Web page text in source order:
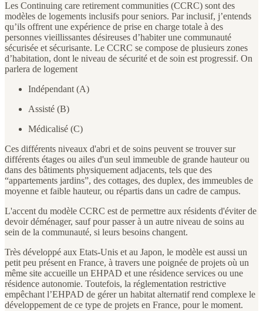
Les Continuing care retirement communities (CCRC) sont des
modèles de logements inclusifs pour seniors. Par inclusif, j’entends
qu’ils offrent une expérience de prise en charge totale à des
personnes vieillissantes désireuses d’habiter une communauté
sécurisée et sécurisante. Le CCRC se compose de plusieurs zones
d’habitation, dont le niveau de sécurité et de soin est progressif. On
parlera de logement
Indépendant (A)
Assisté (B)
Médicalisé (C)
Ces différents niveaux d'abri et de soins peuvent se trouver sur
différents étages ou ailes d'un seul immeuble de grande hauteur ou
dans des bâtiments physiquement adjacents, tels que des
“appartements jardins”, des cottages, des duplex, des immeubles de
moyenne et faible hauteur, ou répartis dans un cadre de campus.
L'accent du modèle CCRC est de permettre aux résidents d'éviter de
devoir déménager, sauf pour passer à un autre niveau de soins au
sein de la communauté, si leurs besoins changent.
Très développé aux Etats-Unis et au Japon, le modèle est aussi un
petit peu présent en France, à travers une poignée de projets où un
même site accueille un EHPAD et une résidence services ou une
résidence autonomie. Toutefois, la réglementation restrictive
empêchant l’EHPAD de gérer un habitat alternatif rend complexe le
développement de ce type de projets en France, pour le moment.